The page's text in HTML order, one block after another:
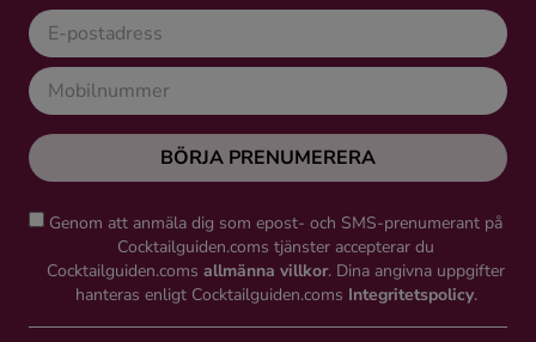
BÖRJA PRENUMERERA
Genom att anmäla dig som epost- och SMS-prenumerant på
Cocktailguiden.coms tjänster accepterar du
Cocktailguiden.coms allmänna villkor. Dina angivna uppgifter
hanteras enligt Cocktailguiden.coms Integritetspolicy.